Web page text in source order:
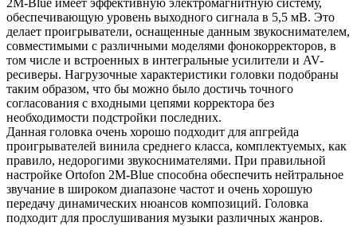
обеспечивающую уровень выходного сигнала в 5,5 мВ. Это
делает проигрыватели, оснащенные данным звукоснимателем,
совместимыми с различными моделями фонокорректоров, в
том числе и встроенных в интегральные усилители и AV-
ресиверы. Нагрузочные характеристики головки подобраны
таким образом, что бы можно было достичь точного
согласования с входными цепями корректора без
необходимости подстройки последних.
Данная головка очень хорошо подходит для апгрейда
проигрывателей винила среднего класса, комплектуемых, как
правило, недорогими звукоснимателями. При правильной
настройке Ortofon 2M-Blue способна обеспечить нейтральное
звучание в широком диапазоне частот и очень хорошую
передачу динамических нюансов композиций. Головка
подходит для прослушивания музыки различных жанров.